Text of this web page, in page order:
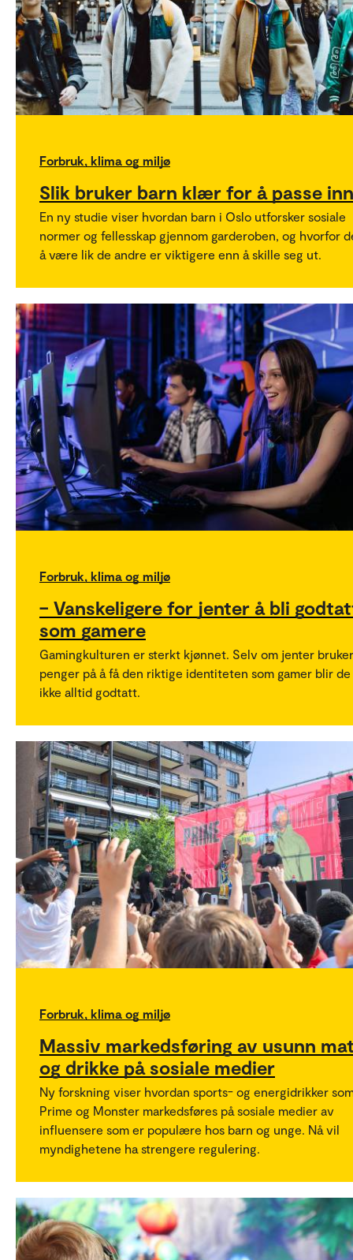
Forbruk, klima og miljø
Slik bruker barn klær for å passe inn
En ny studie viser hvordan barn i Oslo utforsker sosiale
normer og fellesskap gjennom garderoben, og hvorfor
å være lik de andre er viktigere enn å skille seg ut.
Forbruk, klima og miljø
– Vanskeligere for jenter å bli
som gamere
Gamingkulturen er sterkt kjønnet. Selv om jenter bruker
penger på å få den riktige identiteten som gamer blir de
ikke alltid godtatt.
Forbruk, klima og miljø
Massiv markedsføring av usunn
og drikke på sosiale medier
Ny forskning viser hvordan sports- og energidrikker
Prime og Monster markedsføres på sosiale medier av
influensere som er populære hos barn og unge. Nå vil
myndighetene ha strengere regulering.